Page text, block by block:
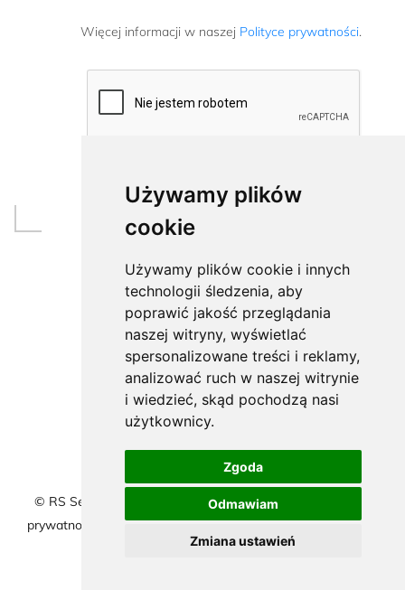
Używamy plików
cookie
Używamy plików cookie i innych
technologii śledzenia, aby
poprawić jakość przeglądania
naszej witryny, wyświetlać
spersonalizowane treści i reklamy,
analizować ruch w naszej witrynie
i wiedzieć, skąd pochodzą nasi
użytkownicy.
Zgoda
Odmawiam
Zmiana ustawień
Więcej informacji w naszej Polityce prywatności.
© RS Serwis 1998-2026 | Serwis samochodowy |
prywatności
Polityka cookies| | Marketingafterweb.pl